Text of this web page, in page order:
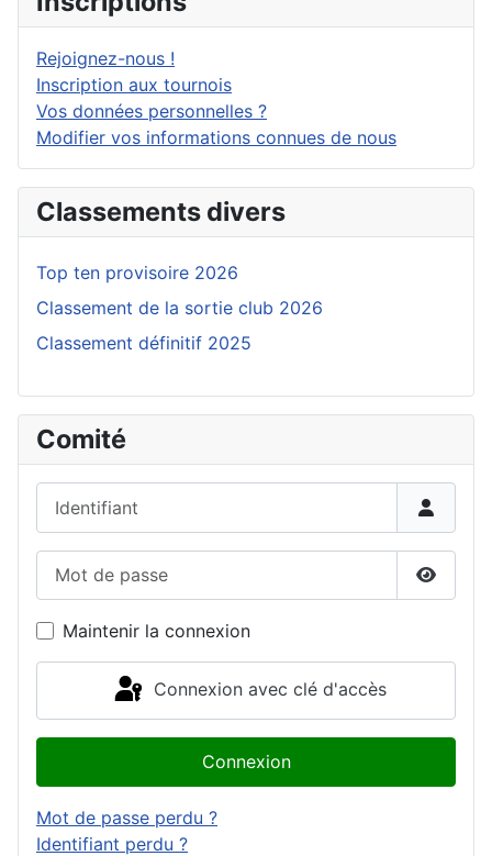
Rejoignez-nous !
Inscription aux tournois
Vos données personnelles ?
Modifier vos informations connues de nous
Classements divers
Top ten provisoire 2026
Classement de la sortie club 2026
Classement définitif 2025
Comité
Maintenir la connexion
Connexion avec clé d'accès
Connexion
Mot de passe perdu ?
Identifiant perdu ?